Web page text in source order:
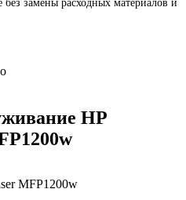
без замены расходных материалов и
HP
MFP1200w